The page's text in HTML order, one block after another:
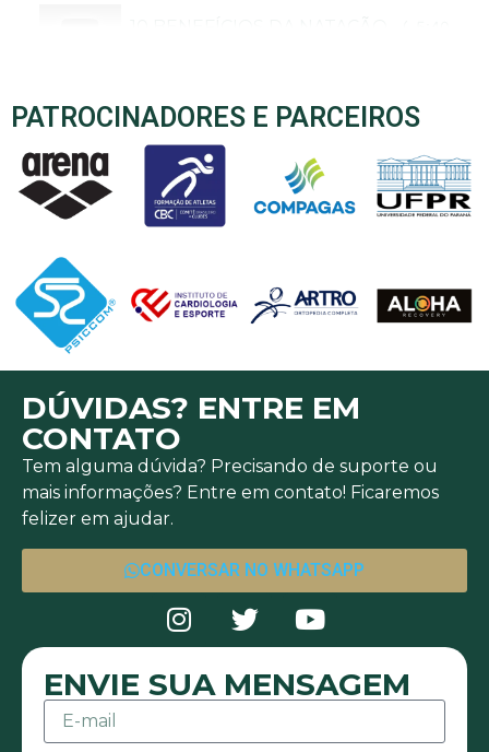
PATROCINADORES E PARCEIROS
DÚVIDAS? ENTRE EM
CONTATO
Tem alguma dúvida? Precisando de suporte ou
mais informações? Entre em contato! Ficaremos
felizer em ajudar.
CONVERSAR NO WHATSAPP
ENVIE SUA MENSAGEM